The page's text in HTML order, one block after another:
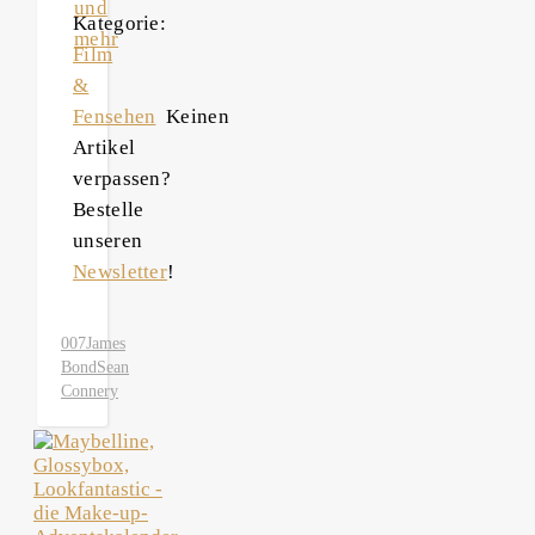
und
mehr
Kategorie:
Film
&
Fensehen Keinen
Artikel
verpassen?
Bestelle
unseren
Newsletter!
007James
BondSean
Connery